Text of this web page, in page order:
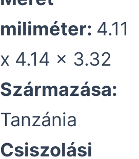
miliméter: 4.11
x 4.14 x 3.32
Származása:
Tanzánia
Csiszolási